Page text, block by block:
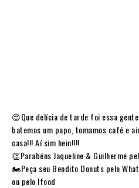
😍Que delícia de tarde foi essa
batemos um papo, tomamos café e
casa!!! Aí sim hein!!!!
👏Parabéns Jaqueline & Guilherme
🏍️Peça seu Bendito Donuts pelo
ou pelo Ifood